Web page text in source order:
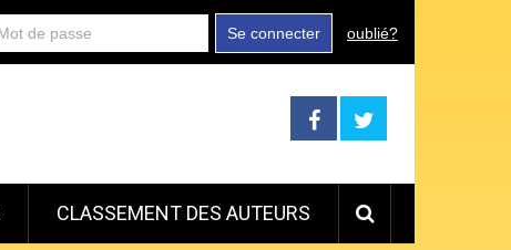
Se connecter oublié?
CLASSEMENT DES AUTEURS